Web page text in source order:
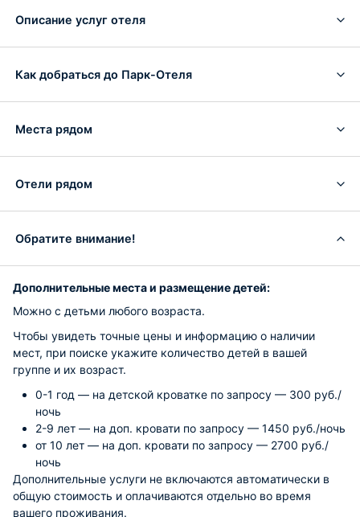
Описание услуг отеля
Как добраться до Парк-Отеля
Места рядом
Отели рядом
Обратите внимание!
Дополнительные места и размещение детей:
Можно с детьми любого возраста.
Чтобы увидеть точные цены и информацию о наличии
мест, при поиске укажите количество детей в вашей
группе и их возраст.
0-1 год — на детской кроватке по запросу — 300 руб./
ночь
2-9 лет — на доп. кровати по запросу — 1450 руб./ночь
от 10 лет — на доп. кровати по запросу — 2700 руб./
ночь
Дополнительные услуги не включаются автоматически в
общую стоимость и оплачиваются отдельно во время
вашего проживания.